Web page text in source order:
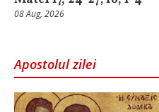
08 Aug, 2026
Apostolul zilei